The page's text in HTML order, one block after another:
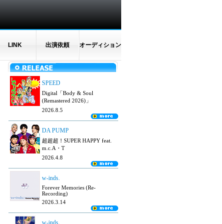
LINK 出演依頼 オーディション
SPEED
Digital「Body & Soul
(Remastered 2026)」
2026.8.5
DA PUMP
超超超！SUPER HAPPY feat.
m.c.A・T
2026.4.8
w-inds.
Forever Memories (Re-
Recording)
2026.3.14
w-inds.